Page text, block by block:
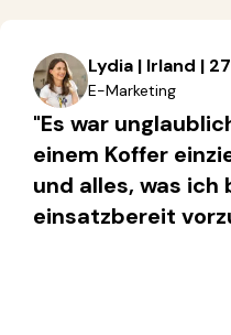
Lydia | Irland |
E-Marketing
"Es war
einem Koffer
und alles, was
einsatzbereit